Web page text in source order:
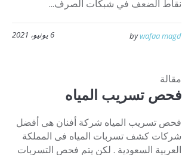
نقاط الضعف في شبكات الصرف...
6 يونيو، 2021 bywafaa magd
مقالة
فحص تسريب المياه
فحص تسريب المياه شركة أفنان هى أفضل
شركات كشف تسربات المياه فى المملكة
العربية السعودية . لكن يتم فحص التسربات